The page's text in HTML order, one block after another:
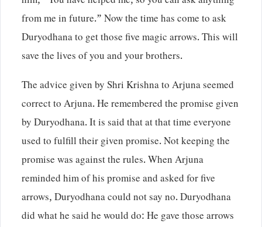
from me in future.” Now the time has come to ask
Duryodhana to get those five magic arrows. This will
save the lives of you and your brothers.
The advice given by Shri Krishna to Arjuna seemed
correct to Arjuna. He remembered the promise given
by Duryodhana. It is said that at that time everyone
used to fulfill their given promise. Not keeping the
promise was against the rules. When Arjuna
reminded him of his promise and asked for five
arrows, Duryodhana could not say no. Duryodhana
did what he said he would do: He gave those arrows